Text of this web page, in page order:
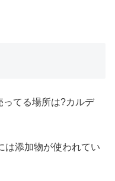
てる場所は?カルデ
は添加物が使われてい